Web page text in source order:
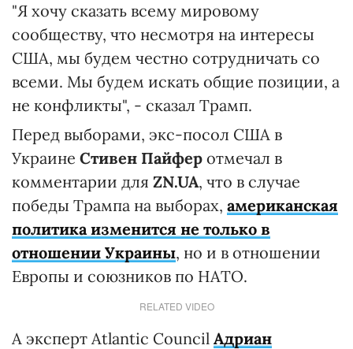
"Я хочу сказать всему мировому
сообществу, что несмотря на интересы
США, мы будем честно сотрудничать со
всеми. Мы будем искать общие позиции, а
не конфликты", - сказал Трамп.
Перед выборами, экс-посол США в
Украине Стивен Пайфер отмечал в
комментарии для ZN.UA, что в случае
победы Трампа на выборах, американская
политика изменится не только в
отношении Украины, но и в отношении
Европы и союзников по НАТО.
RELATED VIDEO
А эксперт Atlantic Council Адриан